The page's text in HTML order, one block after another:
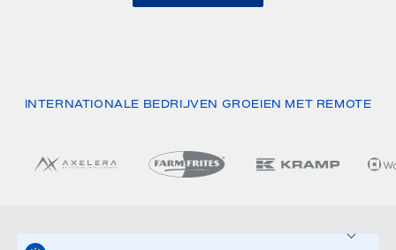
INTERNATIONALE BEDRIJVEN GROEIEN MET REMOTE